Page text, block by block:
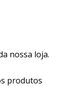
nossa loja.
produtos